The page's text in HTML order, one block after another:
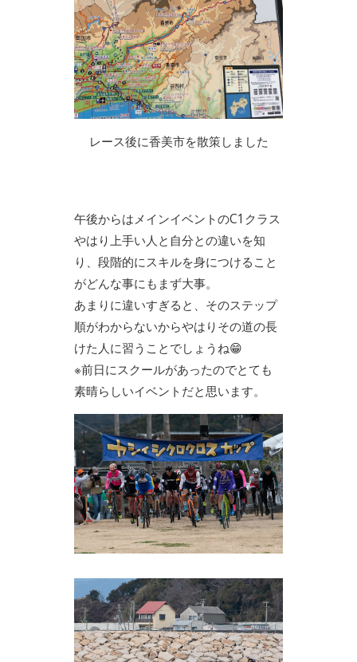
レース後に香美市を散策しました
午後からはメインイベントのC1クラス
やはり上手い人と自分との違いを知
り、段階的にスキルを身につけること
がどんな事にもまず大事。
あまりに違いすぎると、そのステップ
順がわからないからやはりその道の長
けた人に習うことでしょうね😁
※前日にスクールがあったのでとても
素晴らしいイベントだと思います。